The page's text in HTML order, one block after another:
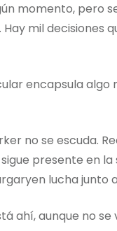
momento, pero
mil
encapsula algo
no se escuda.
presente en
lucha junto
ahí, aunque no